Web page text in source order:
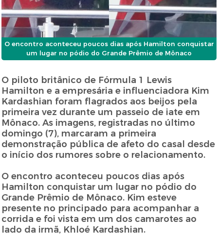
O encontro aconteceu poucos dias após Hamilton conquistar
um lugar no pódio do Grande Prêmio de Mônaco
O piloto britânico de Fórmula 1 Lewis
Hamilton e a empresária e influenciadora Kim
Kardashian foram flagrados aos beijos pela
primeira vez durante um passeio de iate em
Mônaco. As imagens, registradas no último
domingo (7), marcaram a primeira
demonstração pública de afeto do casal desde
o início dos rumores sobre o relacionamento.
O encontro aconteceu poucos dias após
Hamilton conquistar um lugar no pódio do
Grande Prêmio de Mônaco. Kim esteve
presente no principado para acompanhar a
corrida e foi vista em um dos camarotes ao
lado da irmã, Khloé Kardashian.